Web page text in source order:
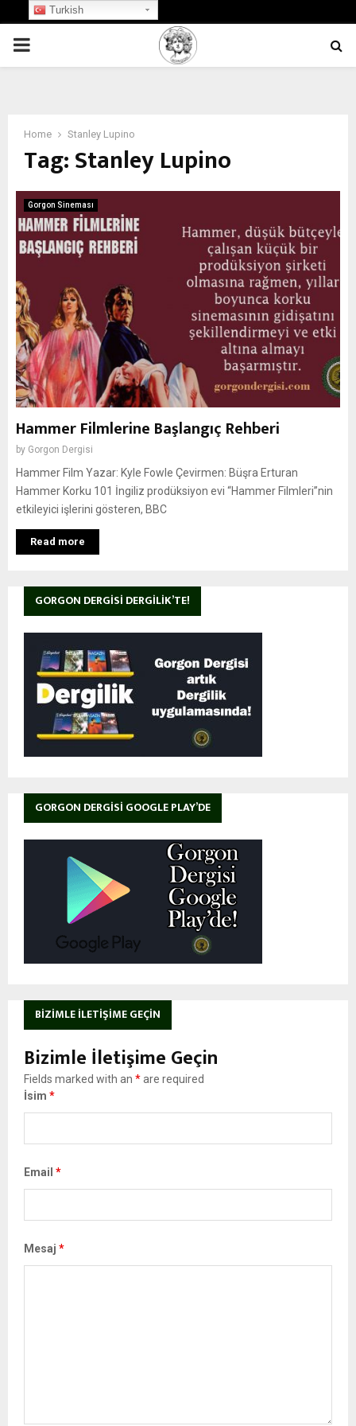
PRIMARY
Home Stanley Lupino
Tag:Stanley Lupino
Gorgon Sineması
Hammer Filmlerine Başlangıç Rehberi
by Gorgon Dergisi
Hammer Film Yazar: Kyle Fowle Çevirmen: Büşra Erturan
Hammer Korku 101 İngiliz prodüksiyon evi “Hammer Filmleri”nin
etkileyici işlerini gösteren, BBC
Read more
GORGON DERGISI DERGILIK’TE!
GORGON DERGISI GOOGLE PLAY’DE
BIZIMLE İLETIŞIME GEÇIN
Bizimle İletişime Geçin
Fields marked with an *are required
İsim *
Email *
Mesaj *
Turkish